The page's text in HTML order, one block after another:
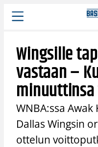
Siirry
sisältöön
Wingsille
vastaan –
WNBA:ssa
Dallas Wingsin
ottelun